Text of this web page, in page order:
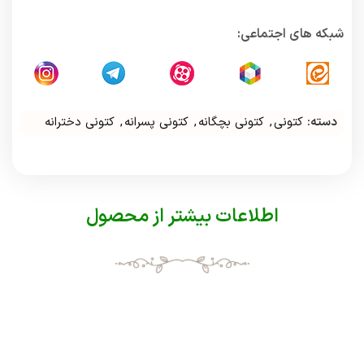
شبکه های اجتماعی:
دسته: کتونی, کتونی بچگانه, کتونی پسرانه, کتونی دخترانه
اطلاعات بیشتر از محصول